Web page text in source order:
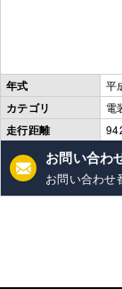
年式 平
カテゴリ 電
走行距離
お問い合わ
お問い合わせ